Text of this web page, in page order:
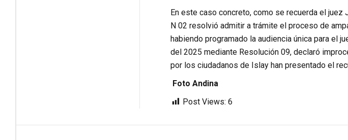
En este caso concreto, como se recuerda el
N 02 resolvió admitir a trámite el proceso de
habiendo programado la audiencia única para el
del 2025 mediante Resolución 09, declaró
por los ciudadanos de Islay han presentado el
Foto Andina
Post Views: 6